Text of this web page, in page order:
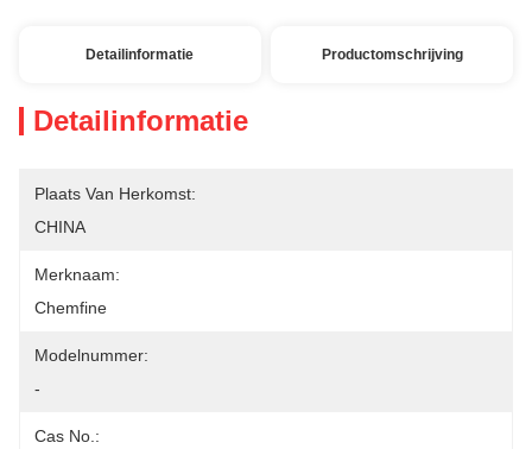
Detailinformatie Productomschrijving
Detailinformatie
Plaats Van Herkomst:
CHINA
Merknaam:
Chemfine
Modelnummer:
-
Cas No.: